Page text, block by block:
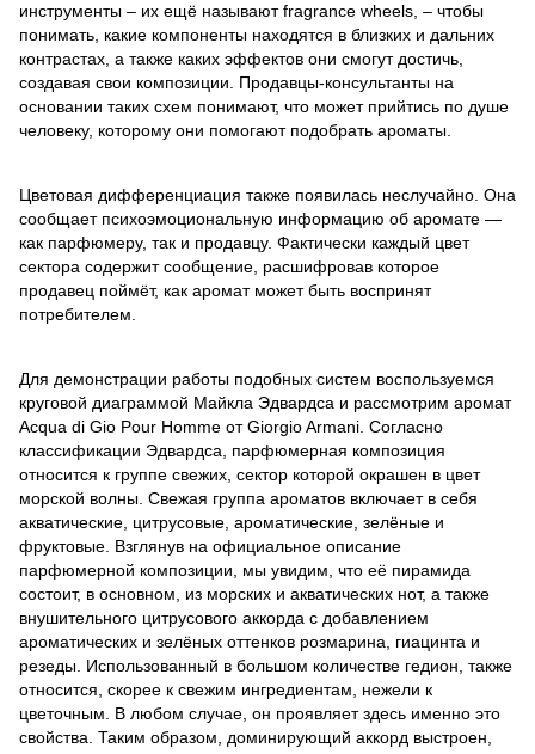
инструменты – их ещё называют fragrance wheels, – чтобы
понимать, какие компоненты находятся в близких и дальних
контрастах, а также каких эффектов они смогут достичь,
создавая свои композиции. Продавцы-консультанты на
основании таких схем понимают, что может прийтись по душе
человеку, которому они помогают подобрать ароматы.
Цветовая дифференциация также появилась неслучайно. Она
сообщает психоэмоциональную информацию об аромате —
как парфюмеру, так и продавцу. Фактически каждый цвет
сектора содержит сообщение, расшифровав которое
продавец поймёт, как аромат может быть воспринят
потребителем.
Для демонстрации работы подобных систем воспользуемся
круговой диаграммой Майкла Эдвардса и рассмотрим аромат
Acqua di Gio Pour Homme от Giorgio Armani. Согласно
классификации Эдвардса, парфюмерная композиция
относится к группе свежих, сектор которой окрашен в цвет
морской волны. Свежая группа ароматов включает в себя
акватические, цитрусовые, ароматические, зелёные и
фруктовые. Взглянув на официальное описание
парфюмерной композиции, мы увидим, что её пирамида
состоит, в основном, из морских и акватических нот, а также
внушительного цитрусового аккорда с добавлением
ароматических и зелёных оттенков розмарина, гиацинта и
резеды. Использованный в большом количестве гедион, также
относится, скорее к свежим ингредиентам, нежели к
цветочным. В любом случае, он проявляет здесь именно это
свойства. Таким образом, доминирующий аккорд выстроен,